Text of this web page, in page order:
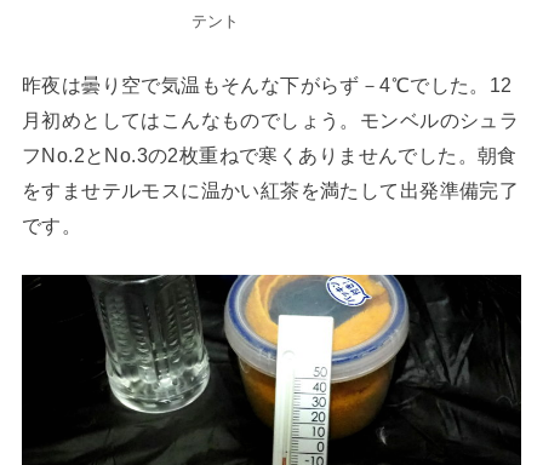
テント
昨夜は曇り空で気温もそんな下がらず－4℃でした。12
月初めとしてはこんなものでしょう。モンベルのシュラ
フNo.2とNo.3の2枚重ねで寒くありませんでした。朝食
をすませテルモスに温かい紅茶を満たして出発準備完了
です。